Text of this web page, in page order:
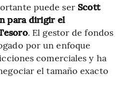
puede ser Scott
para dirigir el
. El gestor de fondos
por un enfoque
comerciales y ha
el tamaño exacto